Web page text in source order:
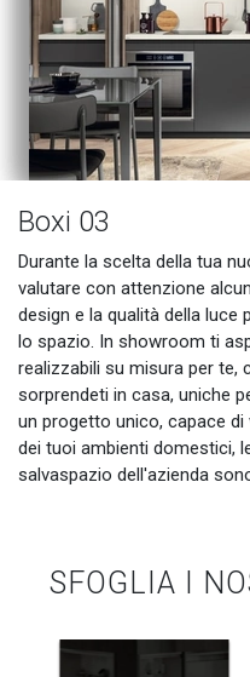
Boxi 03
Durante la scelta della tua
valutare con attenzione
design e la qualità della
lo spazio. In showroom ti
realizzabili su misura per te,
sorprendeti in casa, uniche
un progetto unico, capace
dei tuoi ambienti domestici,
salvaspazio dell'azienda
SFOGLIA I